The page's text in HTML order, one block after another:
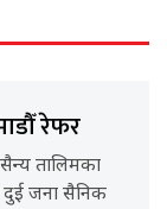
रेफर
तालिमका
दुई जना सैनिक